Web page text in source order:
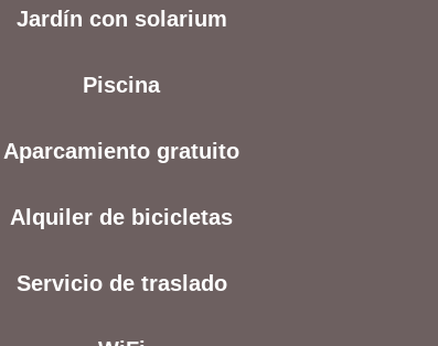
Jardín con solarium
Piscina
Aparcamiento gratuito
Alquiler de bicicletas
Servicio de traslado